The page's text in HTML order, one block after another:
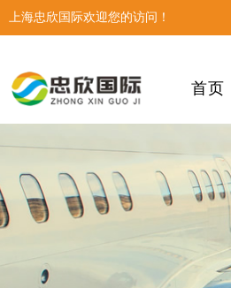
上海忠欣国际欢迎您的访问！
首页